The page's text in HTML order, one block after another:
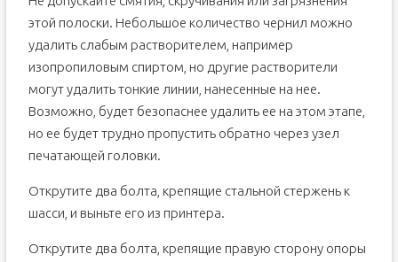
этой полоски. Небольшое количество чернил можно
удалить слабым растворителем, например
изопропиловым спиртом, но другие растворители
могут удалить тонкие линии, нанесенные на нее.
Возможно, будет безопаснее удалить ее на этом этапе,
но ее будет трудно пропустить обратно через узел
печатающей головки.
Открутите два болта, крепящие стальной стержень к
шасси, и выньте его из принтера.
Открутите два болта, крепящие правую сторону опоры